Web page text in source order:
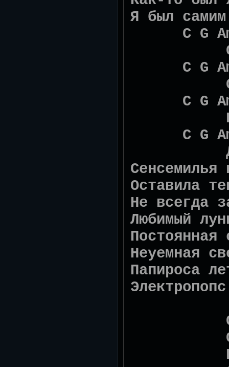
Я был
C G
C G
C G
Боже,
C G
Дай
Сенсемилья
Оставила
Не всегда
Любимый
Постоянная
Неуемная
Папироса
Боже,